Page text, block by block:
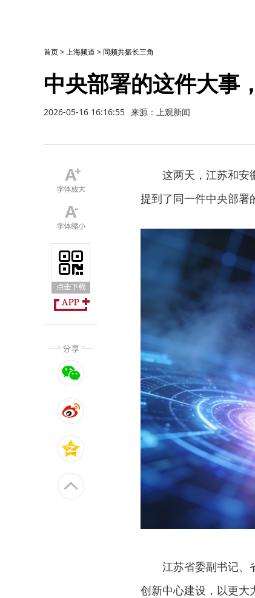
首页>上海频道 > 同频共振长三角
中央部署的这件大事
2026-05-16 16:16:55 来源：上观新闻
这两天，江苏和安
提到了同一件中央部
江苏省委副书记、
创新中心建设，以更大